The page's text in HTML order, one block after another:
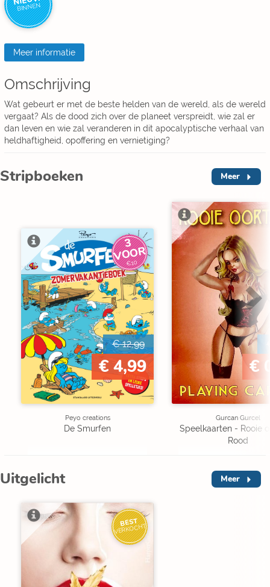
BINNEN
Meer informatie
Omschrijving
Wat gebeurt er met de beste helden van de wereld, als de wereld
vergaat? Als de dood zich over de planeet verspreidt, wie zal er
dan leven en wie zal veranderen in dit apocalyptische verhaal van
heldhaftigheid, opoffering en vernietiging?
Stripboeken Meer
3
V
O
O
R
€10
€ 12,99
€ 4,99
Peyo creations
De Smurfen
€
Gurcan Gurcel
Speelkaarten - Rooie
Rood
Uitgelicht Meer
BEST
VERKOCHT